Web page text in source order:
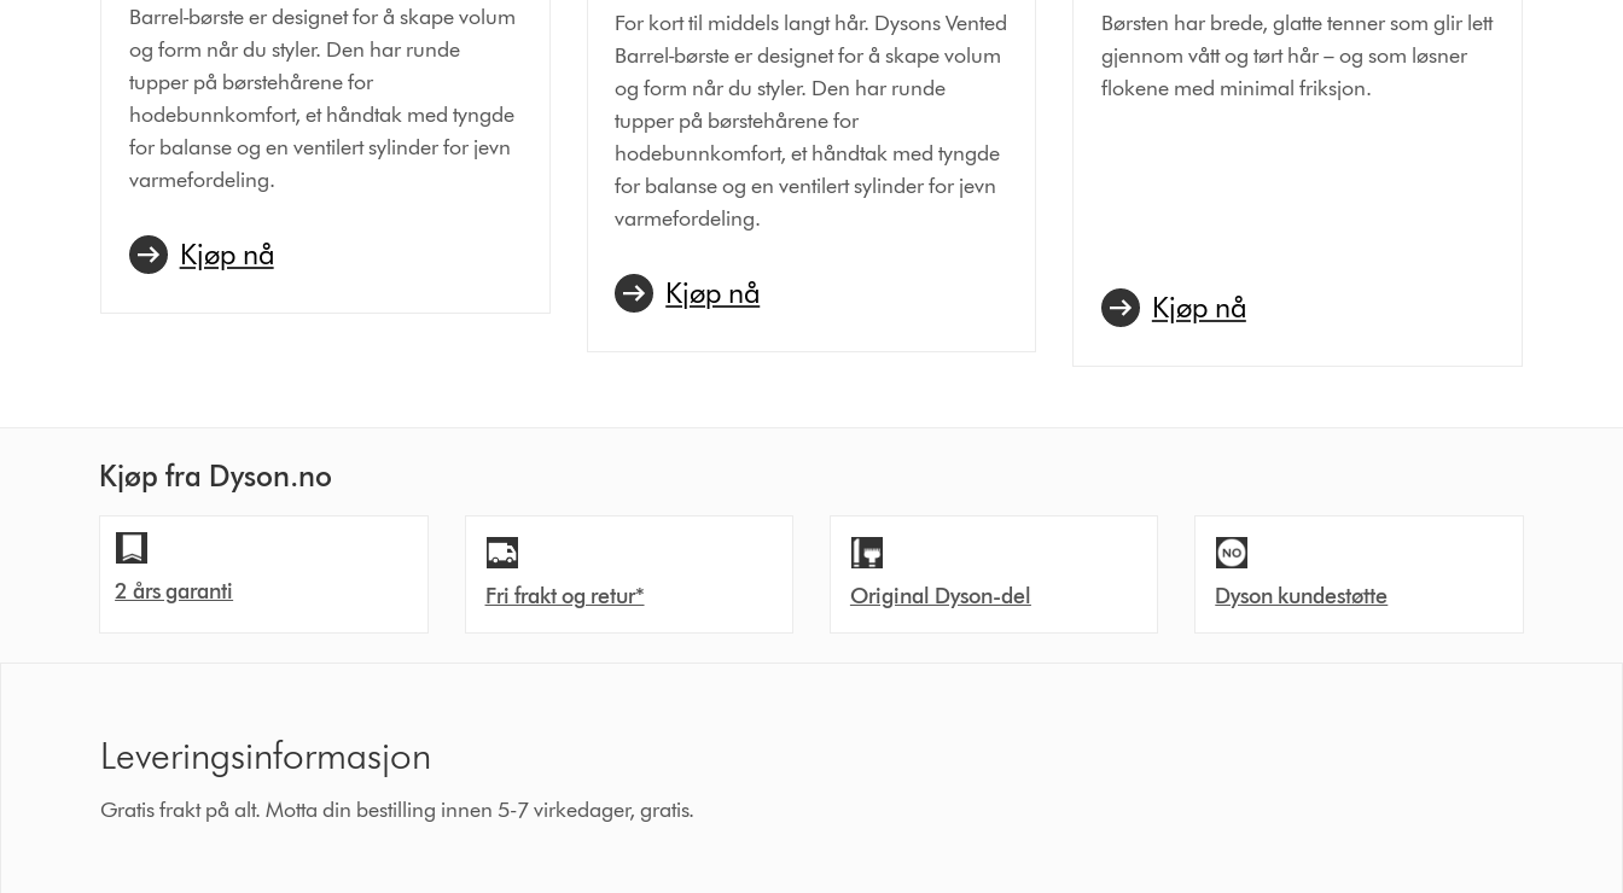
Barrel-børste er designet for å skape volum
og form når du styler. Den har runde
tupper på børstehårene for
hodebunnkomfort, et håndtak med tyngde
for balanse og en ventilert sylinder for jevn
varmefordeling.
Kjøp nå
For kort til middels langt hår. Dysons Vented
Barrel-børste er designet for å skape volum
og form når du styler. Den har runde
tupper på børstehårene for
hodebunnkomfort, et håndtak med tyngde
for balanse og en ventilert sylinder for jevn
varmefordeling.
Kjøp nå
Børsten har brede, glatte tenner som glir lett
gjennom vått og tørt hår – og som løsner
flokene med minimal friksjon.
Kjøp nå
Kjøp fra Dyson.no
2 års garanti Fri frakt og retur* Original Dyson-del Dyson kundestøtte
Leveringsinformasjon
Gratis frakt på alt. Motta din bestilling innen 5-7 virkedager, gratis.